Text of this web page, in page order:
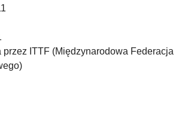
przez ITTF (Międzynarodowa Federacja